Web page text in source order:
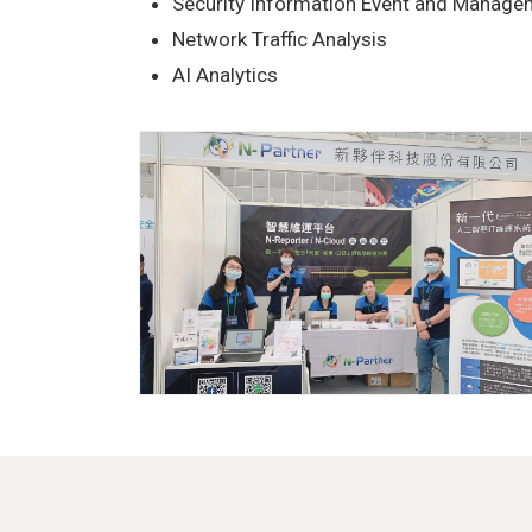
Network Traffic Analysis
AI Analytics